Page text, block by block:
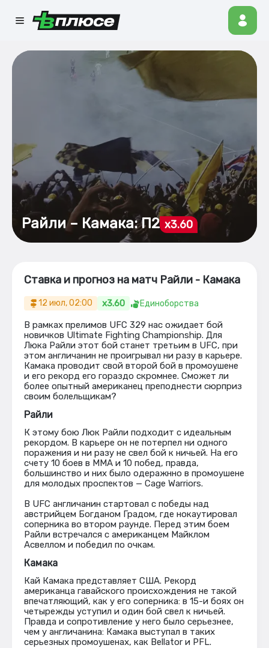
Райли – Камака: П2 x3.60
Ставка и прогноз на матч Райли - Камака
12 июл, 02:00 x3.60 Единоборства
В рамках прелимов UFC 329 нас ожидает бой
новичков Ultimate Fighting Championship. Для
Люка Райли этот бой станет третьим в UFC, при
этом англичанин не проигрывал ни разу в карьере.
Камака проводит свой второй бой в промоушене
и его рекорд его гораздо скромнее. Сможет ли
более опытный американец преподнести сюрприз
своим болельщикам?
Райли
К этому бою Люк Райли подходит с идеальным
рекордом. В карьере он не потерпел ни одного
поражения и ни разу не свел бой к ничьей. На его
счету 10 боев в ММА и 10 побед, правда,
большинство и них было одеражнно в промоушене
для молодых проспектов — Cage Warriors.
В UFC англичанин стартовал с победы над
австрийцем Богданом Градом, где нокаутировал
соперника во втором раунде. Перед этим боем
Райли встречался с американцем Майклом
Асвеллом и победил по очкам.
Камака
Кай Камака представляет США. Рекорд
американца гавайского происхождения не такой
впечатляющий, как у его соперника: в 15-и боях он
четырежды уступил и один бой свел к ничьей.
Правда и сопротивление у него было серьезнее,
чем у англичанина: Камака выступал в таких
серьезных промоушенах, как Bellator и PFL.